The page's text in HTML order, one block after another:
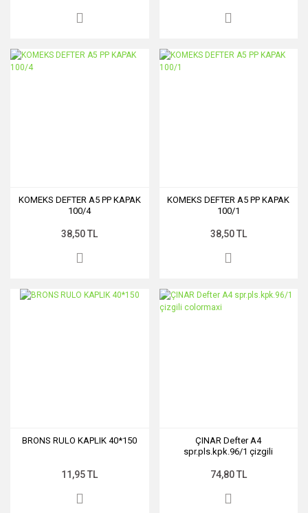
KOMEKS DEFTER A5 PP KAPAK
100/4
38,50 TL
KOMEKS DEFTER A5 PP KAPAK
100/1
38,50 TL
BRONS RULO KAPLIK 40*150
11,95 TL
ÇINAR Defter A4
spr.pls.kpk.96/1 çizgili
74,80 TL